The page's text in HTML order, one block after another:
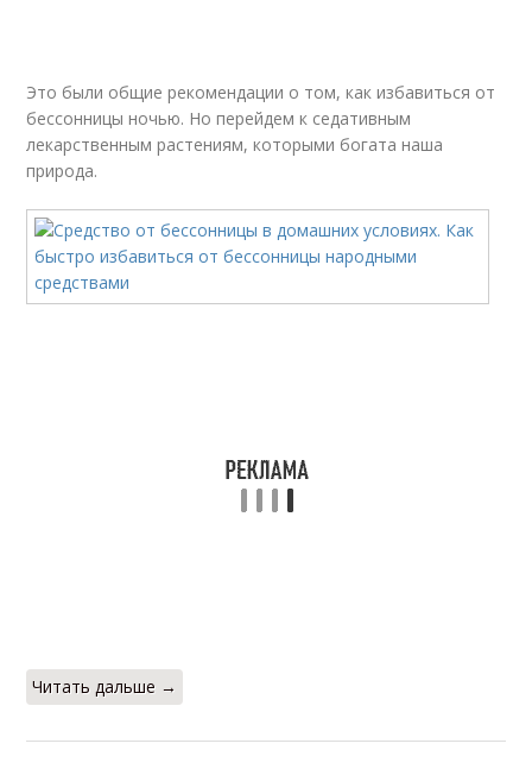
Это были общие рекомендации о том, как избавиться от
бессонницы ночью. Но перейдем к седативным
лекарственным растениям, которыми богата наша
природа.
Читать дальше →